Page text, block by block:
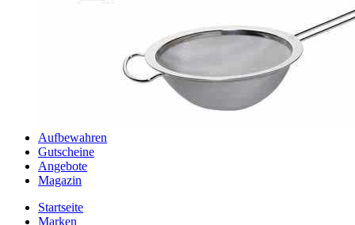
Aufbewahren
Gutscheine
Angebote
Magazin
Startseite
Marken